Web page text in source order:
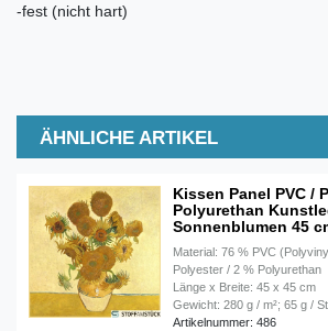
-fest (nicht hart)
ÄHNLICHE ARTIKEL
Kissen Panel PVC /
Polyurethan
Sonnenblumen 45
Material: 76 % PVC
Polyester / 2 % Polyurethan
Länge x Breite: 45 x 45 cm
Gewicht: 280 g / m²; 65 g / St.
Artikelnummer: 486